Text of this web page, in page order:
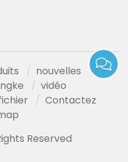
nouvelles
vidéo
Contactez
Reserved